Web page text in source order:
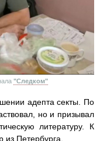
"Следком"
адепта секты. По
но и призывал
литературу. К
Петербурга.